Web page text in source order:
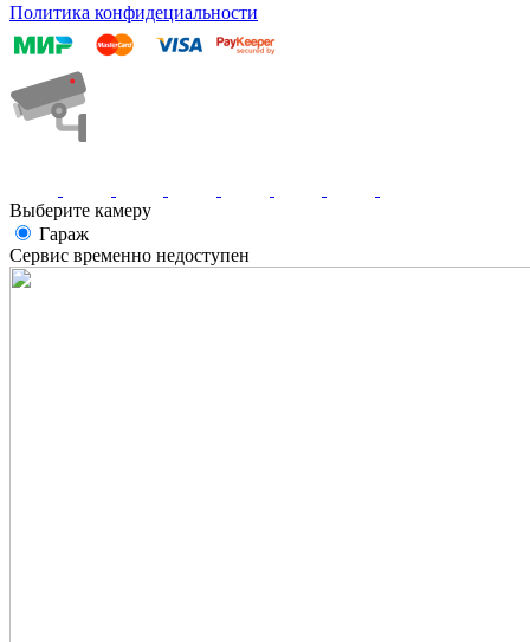
Политика конфидециальности
Выберите камеру
Гараж
Сервис временно недоступен